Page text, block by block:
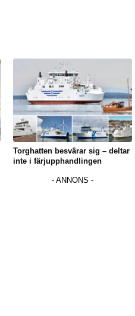
Torghatten besvärar sig – deltar
inte i färjupphandlingen